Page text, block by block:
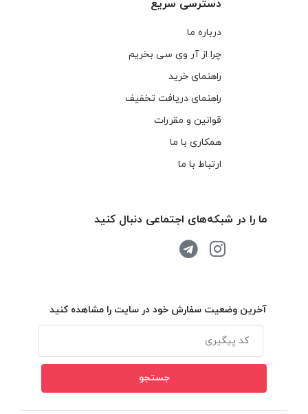
دسترسی سریع
درباره ما
چرا از آر وی سی بخریم
راهنمای خرید
راهنمای دریافت تخفیف
قوانین و مقررات
همکاری با ما
ارتباط با ما
ما را در شبکه‌های اجتماعی دنبال کنید
آخرین وضعیت سفارش خود در سایت را مشاهده کنید